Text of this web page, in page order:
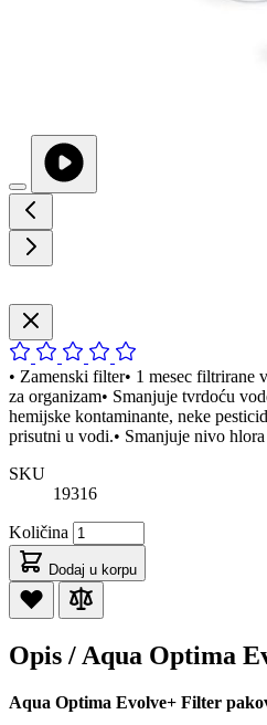
• Zamenski filter• 1 mesec filtrirane
za organizam• Smanjuje tvrdoću
hemijske kontaminante, neke
prisutni u vodi.• Smanjuje nivo hlora
SKU
19316
Količina
Dodaj u korpu
Opis / Aqua Optima
Aqua Optima Evolve+ Filter